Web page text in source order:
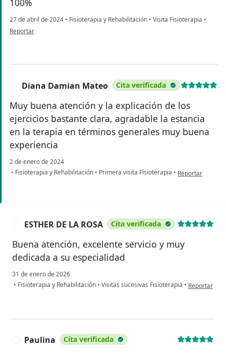
27 de abril de 2024 • Fisioterapia y Rehabilitación • Visita Fisioterapia •
en opinión del usuario Marvella
Reportar
Diana Damian Mateo Cita verificada
Muy buena atención y la explicación de los
ejercicios bastante clara, agradable la estancia
en la terapia en términos generales muy buena
experiencia
2 de enero de 2024
• Fisioterapia y Rehabilitación • Primera visita Fisioterapia • en opinión del
Reportar
ESTHER DE LA ROSA Cita verificada
Buena atención, excelente servicio y muy
dedicada a su especialidad
31 de enero de 2026
• Fisioterapia y Rehabilitación • Visitas sucesivas Fisioterapia • en opinión
Reportar
Paulina Cita verificada